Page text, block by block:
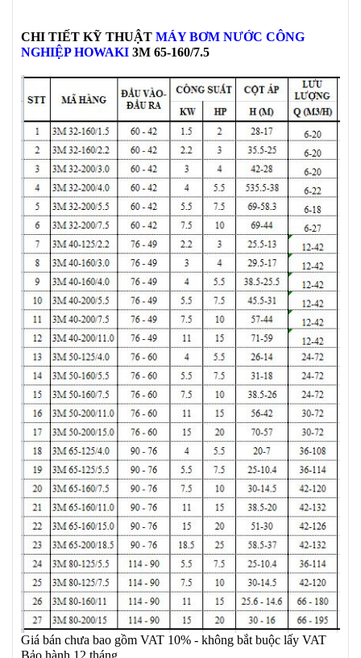
CHI TIẾT KỸ THUẬT MÁY BƠM NƯỚC CÔNG
NGHIỆP HOWAKI 3M 65-160/7.5
Giá bán chưa bao gồm VAT 10% - không bắt buộc lấy VAT
Bảo hành 12 tháng